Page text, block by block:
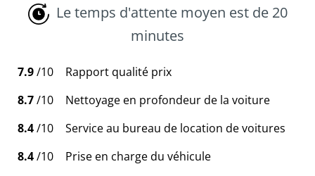
Le temps d'attente moyen est de 20
minutes
7.9/10
Rapport qualité prix
8.7/10
Nettoyage en profondeur de la voiture
8.4/10
Service au bureau de location de voitures
8.4/10
Prise en charge du véhicule